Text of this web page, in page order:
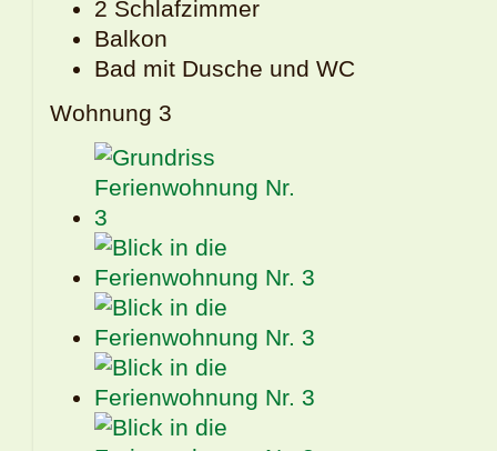
2 Schlafzimmer
Balkon
Bad mit Dusche und WC
Wohnung 3